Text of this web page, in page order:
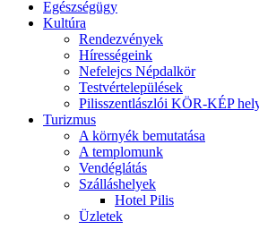
Egészségügy
Kultúra
Rendezvények
Hírességeink
Nefelejcs Népdalkör
Testvértelepülések
Pilisszentlászlói KÖR-KÉP
Turizmus
A környék bemutatása
A templomunk
Vendéglátás
Szálláshelyek
Hotel Pilis
Üzletek